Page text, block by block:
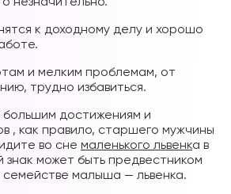
к доходному делу и хорошо
и мелким проблемам, от
трудно избавиться.
большим достижениям и
, как правило, старшего мужчины
во сне маленького львенка в
может быть предвестником
малыша — львенка.